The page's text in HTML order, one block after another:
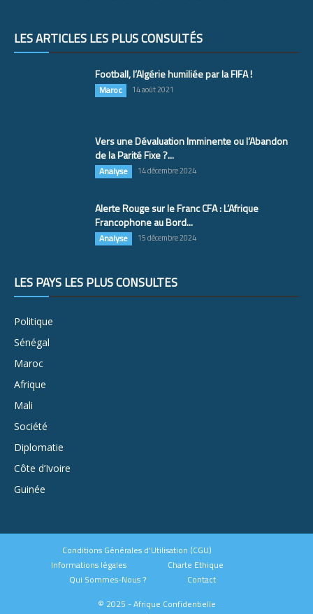
LES ARTICLES LES PLUS CONSULTÉS
Football, l’Algérie humiliée par la FIFA !
Maroc 14 août 2021
Vers une Dévaluation Imminente ou l’Abandon
de la Parité Fixe ?...
Analyse 14 décembre 2024
Alerte Rouge sur le Franc CFA : L’Afrique
Francophone au Bord...
Analyse 15 décembre 2024
LES PAYS LES PLUS CONSULTÉS
Politique
Sénégal
Maroc
Afrique
Mali
Société
Diplomatie
Côte d’Ivoire
Guinée
Conditions Générales d’Utilisation (CGU)
Informations légales
Charte Ethique
Qui Sommes-Nous ?
Contact
© 2025 - Afrique Confidentielle